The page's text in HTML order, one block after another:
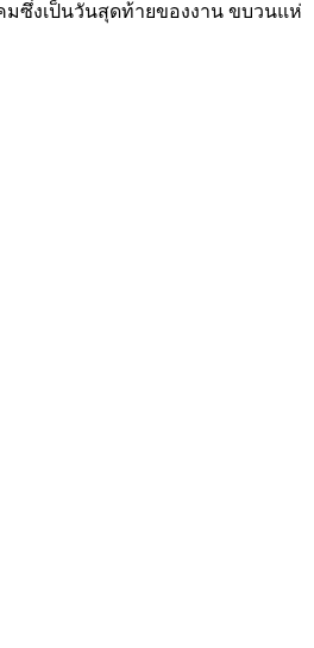
มซึ่งเป็นวันสุดท้ายของงาน ขบวนแห่